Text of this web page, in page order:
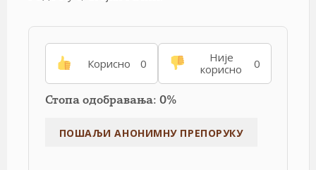
Корисно 0
Није
корисно
0
Стопа одобравања: 0%